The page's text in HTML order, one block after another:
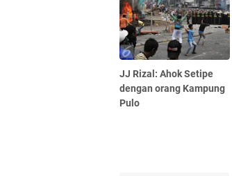
JJ Rizal: Ahok Setipe
dengan orang Kampung
Pulo